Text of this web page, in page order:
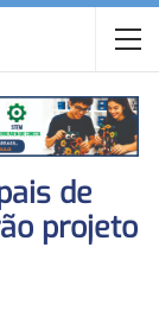
de
projeto